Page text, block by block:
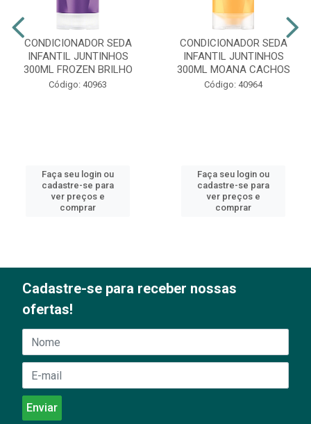
CONDICIONADOR SEDA
INFANTIL JUNTINHOS
300ML FROZEN BRILHO
Código: 40963
Faça seu login ou
cadastre-se para
ver preços e
comprar
CONDICIONADOR SEDA
INFANTIL JUNTINHOS
300ML MOANA CACHOS
Código: 40964
Faça seu login ou
cadastre-se para
ver preços e
comprar
Cadastre-se para receber nossas
ofertas!